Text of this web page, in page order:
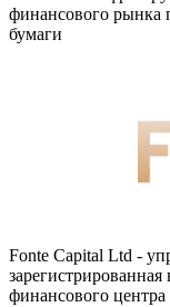
финансового рынка
бумаги
Fonte Capital Ltd -
финансового